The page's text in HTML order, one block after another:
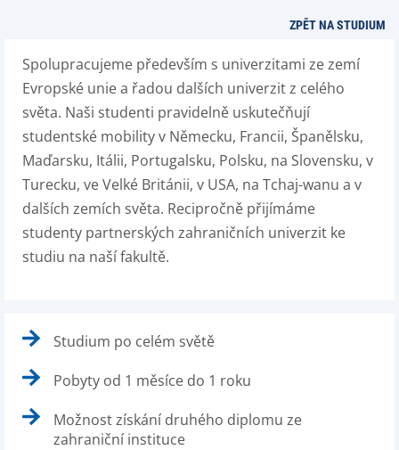
ZPĚT NA STUDIUM
Spolupracujeme především s univerzitami ze zemí
Evropské unie a řadou dalších univerzit z celého
světa. Naši studenti pravidelně uskutečňují
studentské mobility v Německu, Francii, Španělsku,
Maďarsku, Itálii, Portugalsku, Polsku, na Slovensku, v
Turecku, ve Velké Británii, v USA, na Tchaj-wanu a v
dalších zemích světa. Recipročně přijímáme
studenty partnerských zahraničních univerzit ke
studiu na naší fakultě.
Studium po celém světě
Pobyty od 1 měsíce do 1 roku
Možnost získání druhého diplomu ze
zahraniční instituce